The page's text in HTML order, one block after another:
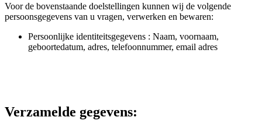
Voor de bovenstaande doelstellingen kunnen wij de volgende
persoonsgegevens van u vragen, verwerken en bewaren:
Persoonlijke identiteitsgegevens : Naam, voornaam,
geboortedatum, adres, telefoonnummer, email adres
Verzamelde gegevens: